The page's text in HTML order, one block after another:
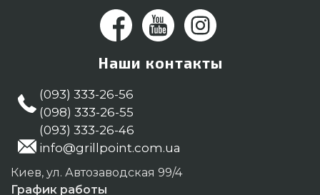
Наши контакты
(093) 333-26-56
(098) 333-26-55
(093) 333-26-46
info@grillpoint.com.ua
Киев, ул. Автозаводская 99/4
График работы